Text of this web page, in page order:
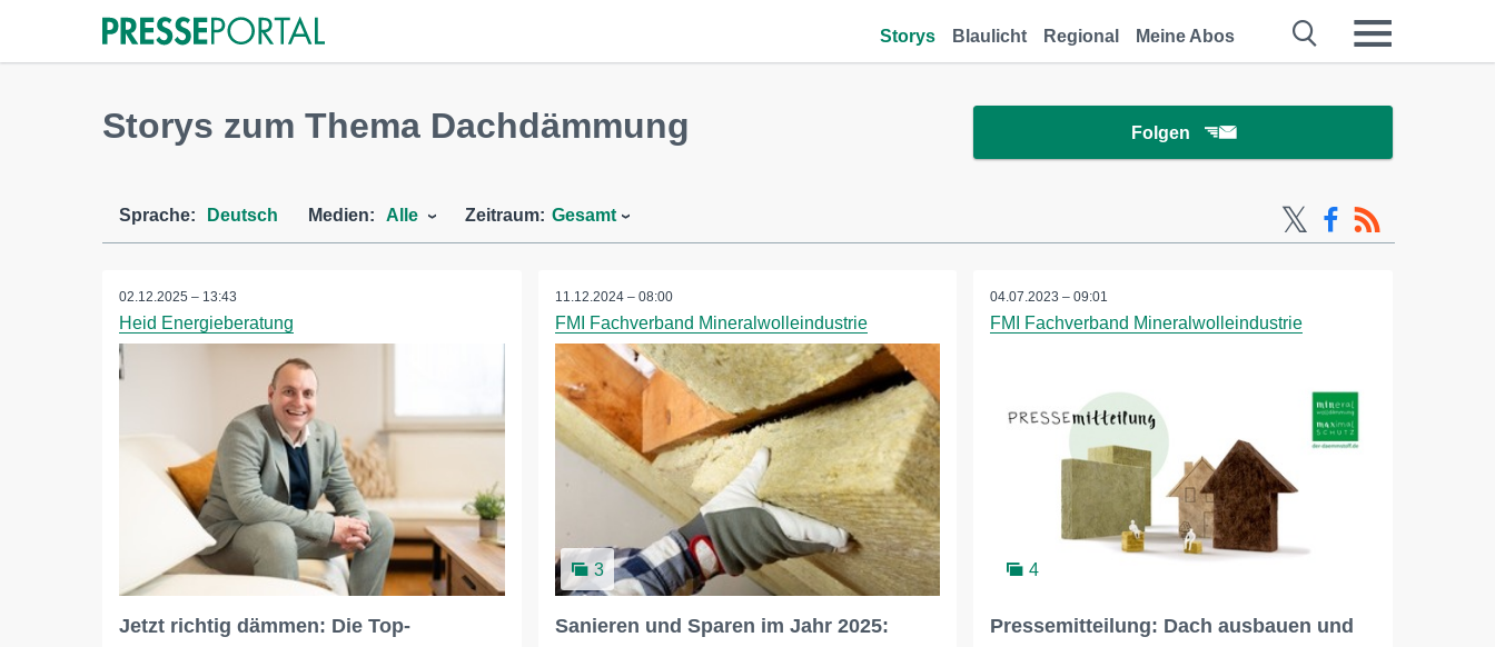
Storys Blaulicht Regional Meine Abos
Storys zum Thema Dachdämmung Folgen
Sprache: Deutsch Medien: Alle Zeitraum: Gesamt
02.12.2025 – 13:43
Heid Energieberatung
Jetzt richtig dämmen: Die Top-
11.12.2024 – 08:00
FMI Fachverband Mineralwolleindustrie
3
Sanieren und Sparen im Jahr 2025:
04.07.2023 – 09:01
FMI Fachverband Mineralwolleindustrie
4
Pressemitteilung: Dach ausbauen und